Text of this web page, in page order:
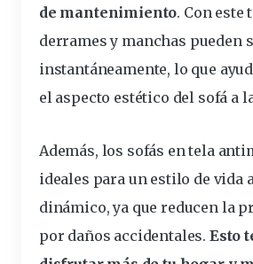
de mantenimiento. Con este
derrames y manchas pueden
instantáneamente, lo que
el aspecto estético del sofá a
Además, los sofás en tela
ideales para un estilo de vida
dinámico, ya que reducen la
por daños accidentales. Esto